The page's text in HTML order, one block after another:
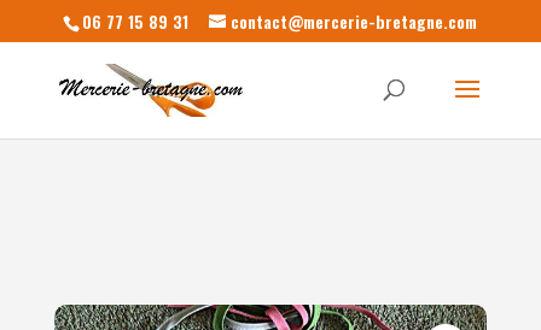
06 77 15 89 31 contact@mercerie-bretagne.com